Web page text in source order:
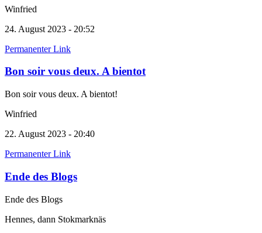
Winfried
24. August 2023 - 20:52
Permanenter Link
Bon soir vous deux. A bientot
Bon soir vous deux. A bientot!
Winfried
22. August 2023 - 20:40
Permanenter Link
Ende des Blogs
Ende des Blogs
Hennes, dann Stokmarknäs